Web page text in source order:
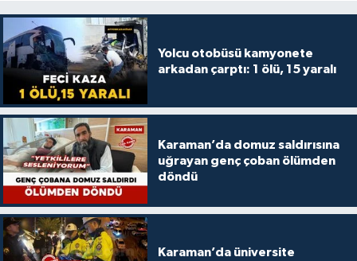
Yolcu otobüsü kamyonete
arkadan çarptı: 1 ölü, 15 yaralı
Karaman’da domuz saldırısına
uğrayan genç çoban ölümden
döndü
Karaman’da üniversite